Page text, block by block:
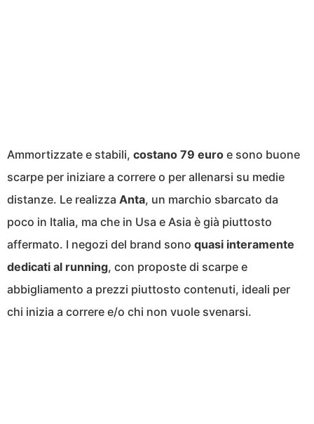
Ammortizzate e stabili, costano 79 euro e sono buone
scarpe per iniziare a correre o per allenarsi su medie
distanze. Le realizza Anta, un marchio sbarcato da
poco in Italia, ma che in Usa e Asia è già piuttosto
affermato. I negozi del brand sono quasi interamente
dedicati al running, con proposte di scarpe e
abbigliamento a prezzi piuttosto contenuti, ideali per
chi inizia a correre e/o chi non vuole svenarsi.